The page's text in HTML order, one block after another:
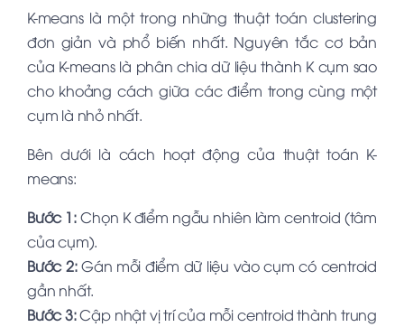
K-means là một trong những thuật toán clustering
đơn giản và phổ biến nhất. Nguyên tắc cơ bản
của K-means là phân chia dữ liệu thành K cụm sao
cho khoảng cách giữa các điểm trong cùng một
cụm là nhỏ nhất.
Bên dưới là cách hoạt động của thuật toán K-
means:
Bước 1:Chọn K điểm ngẫu nhiên làm centroid (tâm
của cụm).
Bước 2:Gán mỗi điểm dữ liệu vào cụm có centroid
gần nhất.
Bước 3:Cập nhật vị trí của mỗi centroid thành trung